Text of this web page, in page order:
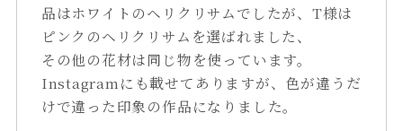
品はホワイトのヘリクリサムでしたが、T様は
ピンクのヘリクリサムを選ばれました、
その他の花材は同じ物を使っています。
Instagramにも載せてありますが、色が違うだ
けで違った印象の作品になりました。